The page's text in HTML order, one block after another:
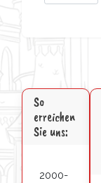
So
erreichen
Sie uns:
2000-